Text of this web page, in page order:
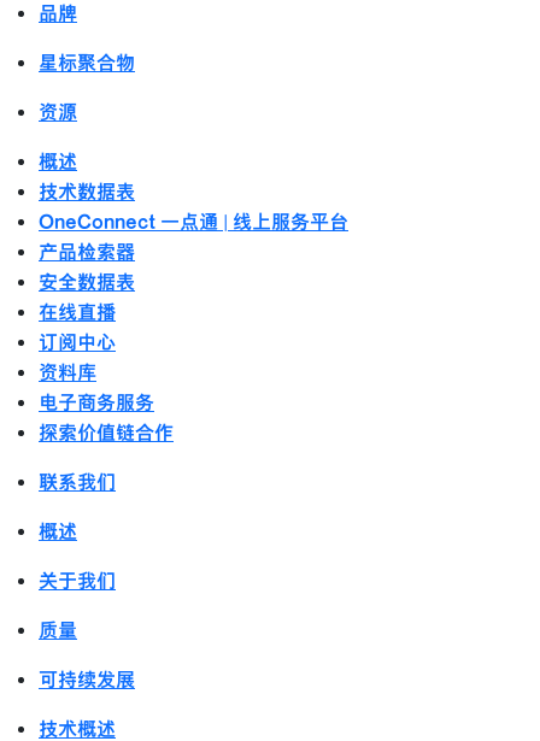
品牌
星标聚合物
资源
概述
技术数据表
OneConnect 一点通 | 线上服务平台
产品检索器
安全数据表
在线直播
订阅中心
资料库
电子商务服务
探索价值链合作
联系我们
概述
关于我们
质量
可持续发展
技术概述